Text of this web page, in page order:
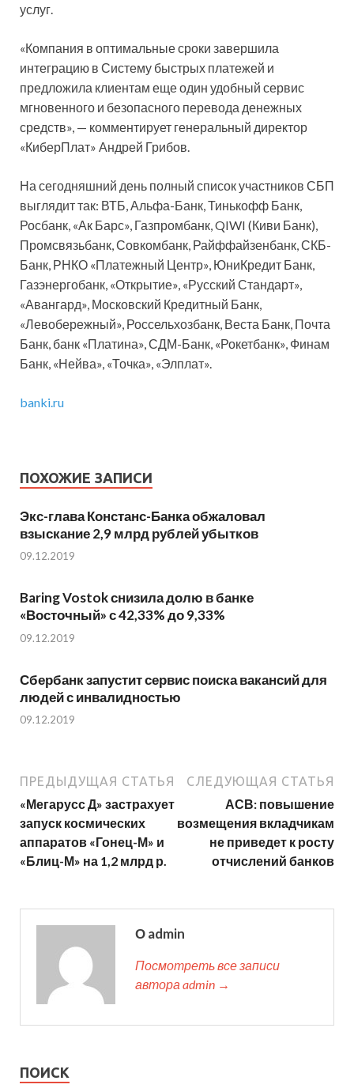
услуг.
«Компания в оптимальные сроки завершила
интеграцию в Систему быстрых платежей и
предложила клиентам еще один удобный сервис
мгновенного и безопасного перевода денежных
средств», — комментирует генеральный директор
«КиберПлат» Андрей Грибов.
На сегодняшний день полный список участников СБП
выглядит так: ВТБ, Альфа-Банк, Тинькофф Банк,
Росбанк, «Ак Барс», Газпромбанк, QIWI (Киви Банк),
Промсвязьбанк, Совкомбанк, Райффайзенбанк, СКБ-
Банк, РНКО «Платежный Центр», ЮниКредит Банк,
Газэнергобанк, «Открытие», «Русский Стандарт»,
«Авангард», Московский Кредитный Банк,
«Левобережный», Россельхозбанк, Веста Банк, Почта
Банк, банк «Платина», СДМ-Банк, «Рокетбанк», Финам
Банк, «Нейва», «Точка», «Элплат».
banki.ru
ПОХОЖИЕ ЗАПИСИ
Экс-глава Констанс-Банка обжаловал
взыскание 2,9 млрд рублей убытков
09.12.2019
Baring Vostok снизила долю в банке
«Восточный» с 42,33% до 9,33%
09.12.2019
Сбербанк запустит сервис поиска вакансий для
людей с инвалидностью
09.12.2019
ПРЕДЫДУЩАЯ СТАТЬЯ
«Мегарусс Д» застрахует
запуск космических
аппаратов «Гонец-М» и
«Блиц-М» на 1,2 млрд р.
СЛЕДУЮЩАЯ СТАТЬЯ
АСВ: повышение
возмещения вкладчикам
не приведет к росту
отчислений банков
О admin
Посмотреть все записи
автора admin →
ПОИСК